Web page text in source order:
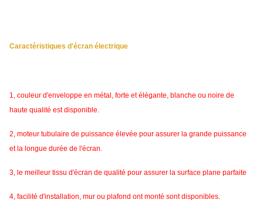
Caractéristiques d'écran électrique
1, couleur d'enveloppe en métal, forte et élégante, blanche ou noire de
haute qualité est disponible.
2, moteur tubulaire de puissance élevée pour assurer la grande puissance
et la longue durée de l'écran.
3, le meilleur tissu d'écran de qualité pour assurer la surface plane parfaite
4, facilité d'installation, mur ou plafond ont monté sont disponibles.